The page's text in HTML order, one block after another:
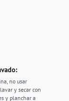
no usar
y secar con
y planchar a